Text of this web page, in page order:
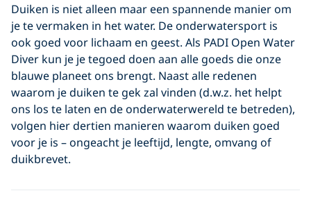
Duiken is niet alleen maar een spannende manier om
je te vermaken in het water. De onderwatersport is
ook goed voor lichaam en geest. Als PADI Open Water
Diver kun je je tegoed doen aan alle goeds die onze
blauwe planeet ons brengt. Naast alle redenen
waarom je duiken te gek zal vinden (d.w.z. het helpt
ons los te laten en de onderwaterwereld te betreden),
volgen hier dertien manieren waarom duiken goed
voor je is – ongeacht je leeftijd, lengte, omvang of
duikbrevet.